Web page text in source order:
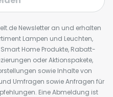
Newsletter an und erhalten
Lampen und Leuchten,
Home Produkte, Rabatt-
oder Aktionspakete,
sowie Inhalte von
Umfragen sowie Anfragen für
Eine Abmeldung ist